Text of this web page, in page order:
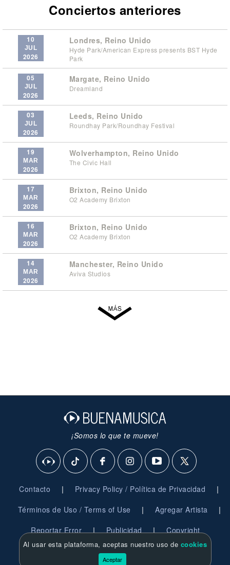
Conciertos anteriores
10
JUL
2026
Londres, Reino Unido
Hyde Park/American Express presents BST Hyde
Park
05
JUL
2026
Margate, Reino Unido
Dreamland
03
JUL
2026
Leeds, Reino Unido
Roundhay Park/Roundhay Festival
19
MAR
2026
Wolverhampton, Reino Unido
The Civic Hall
17
MAR
2026
Brixton, Reino Unido
O2 Academy Brixton
16
MAR
2026
Brixton, Reino Unido
O2 Academy Brixton
14
MAR
2026
Manchester, Reino Unido
Aviva Studios
¡Somos lo que te mueve!
Contacto | Privacy Policy / Política de Privacidad |
Términos de Uso / Terms of Use | Agregar Artista |
Reportar Error | Publicidad | Copyright
© 2026 BuenaMusica.com - Derechos Reservados
Al usar esta plataforma, aceptas nuestro uso de cookies
Aceptar